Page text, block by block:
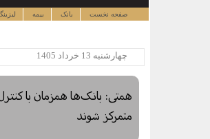
صفحه نخست بانک بیمه
چهارشنبه 13 خرداد 1405
همتی: بانک‌ها همزمان با
متمرکز شوند